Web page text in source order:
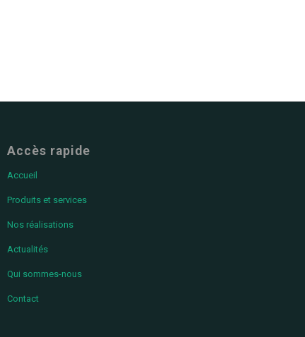
Accès rapide
Accueil
Produits et services
Nos réalisations
Actualités
Qui sommes-nous
Contact